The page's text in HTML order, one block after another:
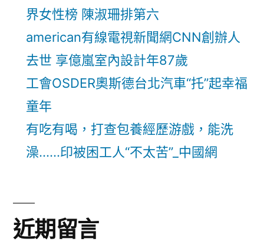
界女性榜 陳淑珊排第六
american有線電視新聞網CNN創辦人
去世 享億嵐室內設計年87歲
工會OSDER奧斯德台北汽車“托”起幸福
童年
有吃有喝，打查包養經歷游戲，能洗
澡……印被困工人“不太苦”_中國網
近期留言